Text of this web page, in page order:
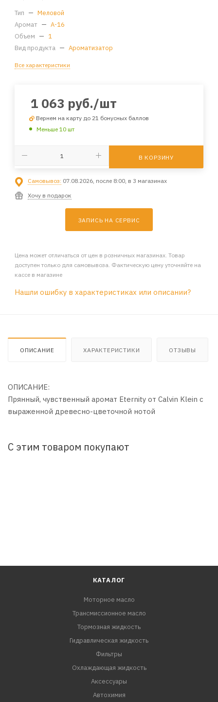
Тип — Меловой
Аромат — A-16
Объем — 1
Вид продукта — Ароматизатор
Все характеристики
1 063 руб./шт
Вернем на карту до 21 бонусных баллов
Меньше 10 шт
В КОРЗИНУ
Самовывоз: 07.08.2026, после 8:00, в 3 магазинах
Хочу в подарок
ЗАПИСЬ НА СЕРВИС
Цена может отличаться от цен в розничных магазинах. Товар
доступен только для самовывоза. Фактическую цену уточняйте на
кассе в магазине
Нашли ошибку в характеристиках или описании?
ОПИСАНИЕ ХАРАКТЕРИСТИКИ ОТЗЫВЫ
ОПИСАНИЕ:
Прянный, чувственный аромат Eternity от Calvin Klein с
выраженной древесно-цветочной нотой
С этим товаром покупают
КАТАЛОГ
Моторное масло
Трансмиссионное масло
Тормозная жидкость
Гидравлическая жидкость
Фильтры
Охлаждающая жидкость
Аксессуары
Автохимия